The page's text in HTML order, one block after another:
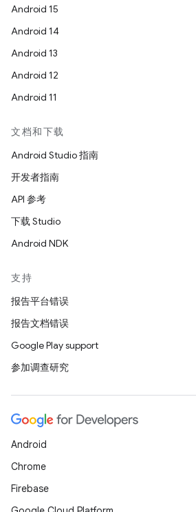
Android 15
Android 14
Android 13
Android 12
Android 11
文档和下载
Android Studio 指南
开发者指南
API 参考
下载 Studio
Android NDK
支持
报告平台错误
报告文档错误
Google Play support
参加调查研究
Android
Chrome
Firebase